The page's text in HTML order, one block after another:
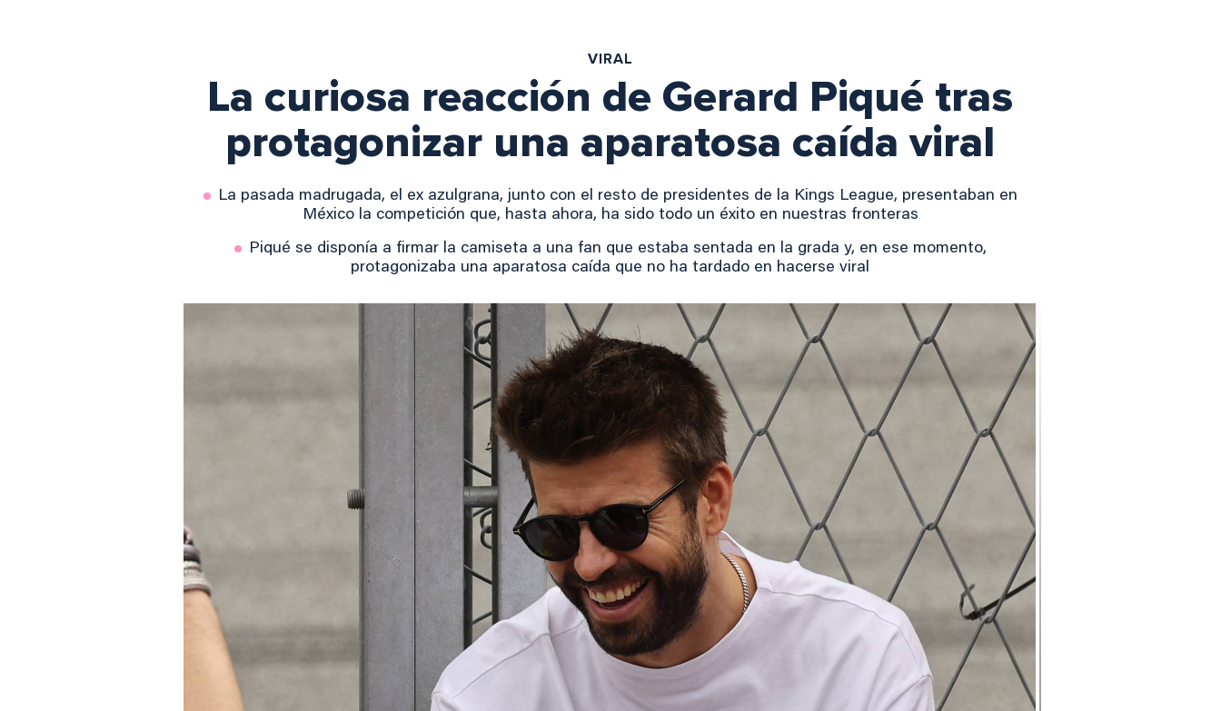
VIRAL
La curiosa reacción de Gerard Piqué tras
protagonizar una aparatosa caída viral
La pasada madrugada, el ex azulgrana, junto con el resto de presidentes de la Kings League, presentaban en
México la competición que, hasta ahora, ha sido todo un éxito en nuestras fronteras
Piqué se disponía a firmar la camiseta a una fan que estaba sentada en la grada y, en ese momento,
protagonizaba una aparatosa caída que no ha tardado en hacerse viral